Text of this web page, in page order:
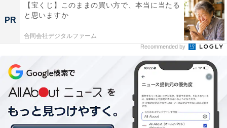
PR
【宝くじ】このままの買い方で、本当に当たる
と思いますか
合同会社デジタルファーム
Recommended by